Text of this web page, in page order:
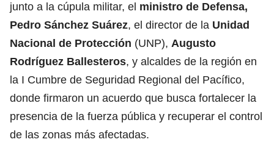
junto a la cúpula militar, el ministro de Defensa,
Pedro Sánchez Suárez, el director de la Unidad
Nacional de Protección (UNP), Augusto
Rodríguez Ballesteros, y alcaldes de la región en
la I Cumbre de Seguridad Regional del Pacífico,
donde firmaron un acuerdo que busca fortalecer la
presencia de la fuerza pública y recuperar el control
de las zonas más afectadas.